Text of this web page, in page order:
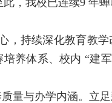
此，我校已连续9 年
，持续深化教育教
养体系、校内 “建
量与办学内涵。立